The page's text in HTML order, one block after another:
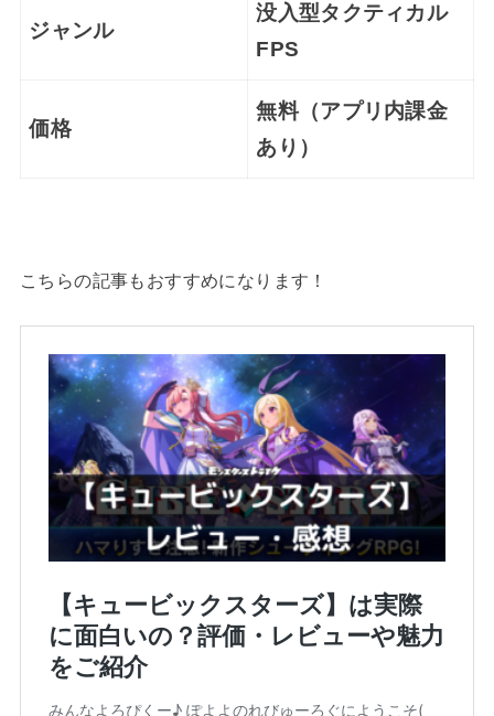
ジャンル
没入型タクティカル
FPS
価格
無料（アプリ内課金
あり）
こちらの記事もおすすめになります！